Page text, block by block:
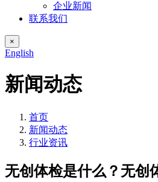
企业新闻
联系我们
×
English
新闻动态
首页
新闻动态
行业资讯
无创体检是什么？无创